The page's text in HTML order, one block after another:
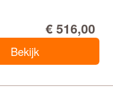
€ 516,00
Bekijk